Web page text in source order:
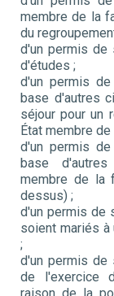
membre de la
du
d'un permis de
d'études ;
d'un permis
base d'autres
séjour pour un
État membre
d'un permis
base
membre de la
dessus) ;
d'un permis de
soient mariés à
;
d'un permis de
de l'exercice